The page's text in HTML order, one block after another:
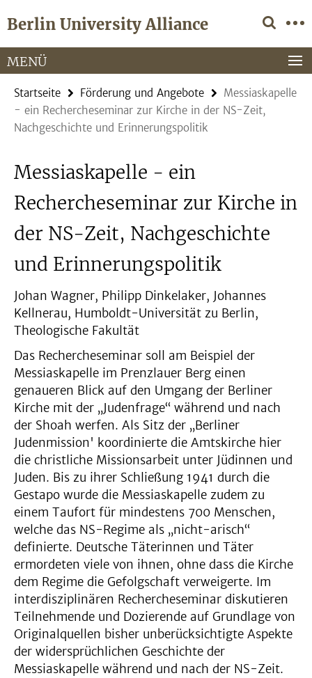
direkt
Inhalt
Berlin University Alliance
Service-
Navigation
MENÜ
Startseite Förderung und Angebote
Messiaskapelle
- ein Rechercheseminar zur Kirche in der NS-Zeit,
Nachgeschichte und Erinnerungspolitik
Messiaskapelle - ein
Rechercheseminar zur Kirche in
der NS-Zeit, Nachgeschichte
und Erinnerungspolitik
Johan Wagner, Philipp Dinkelaker, Johannes
Kellnerau, Humboldt-Universität zu Berlin,
Theologische Fakultät
Das Rechercheseminar soll am Beispiel der
Messiaskapelle im Prenzlauer Berg einen
genaueren Blick auf den Umgang der Berliner
Kirche mit der „Judenfrage“ während und nach
der Shoah werfen. Als Sitz der „Berliner
Judenmission' koordinierte die Amtskirche hier
die christliche Missionsarbeit unter Jüdinnen und
Juden. Bis zu ihrer Schließung 1941 durch die
Gestapo wurde die Messiaskapelle zudem zu
einem Taufort für mindestens 700 Menschen,
welche das NS-Regime als „nicht-arisch“
definierte. Deutsche Täterinnen und Täter
ermordeten viele von ihnen, ohne dass die Kirche
dem Regime die Gefolgschaft verweigerte. Im
interdisziplinären Rechercheseminar diskutieren
Teilnehmende und Dozierende auf Grundlage von
Originalquellen bisher unberücksichtigte Aspekte
der widersprüchlichen Geschichte der
Messiaskapelle während und nach der NS-Zeit.